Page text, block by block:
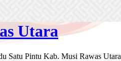
Utara
Satu Pintu Kab. Musi Rawas Utara